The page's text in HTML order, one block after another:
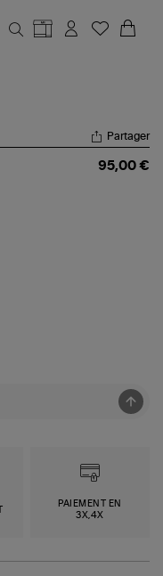
Partager
95,00 €
PAIEMENT EN
3X,4X